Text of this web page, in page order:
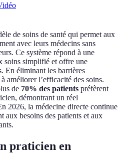
de soins de santé qui permet aux
avec leurs médecins sans
Ce système répond à une
soins simplifié et offre une
En éliminant les barrières
améliorer l’efficacité des soins.
de 70% des patients préfèrent
démontrant un réel
2026, la médecine directe continue
aux besoins des patients et aux
praticien en